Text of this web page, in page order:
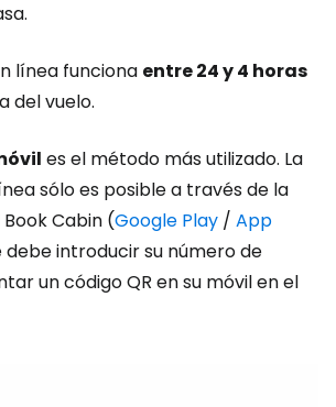
línea funciona entre 24 y 4 horas
del vuelo.
es el método más utilizado. La
sólo es posible a través de la
Cabin (Google Play / App
debe introducir su número de
un código QR en su móvil en el